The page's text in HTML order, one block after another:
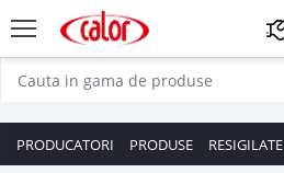
PRODUCATORI PRODUSE RESIGILATE